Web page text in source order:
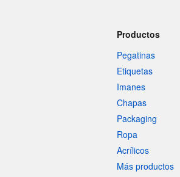
Productos
Pegatinas
Etiquetas
Imanes
Chapas
Packaging
Ropa
Acrílicos
Más productos